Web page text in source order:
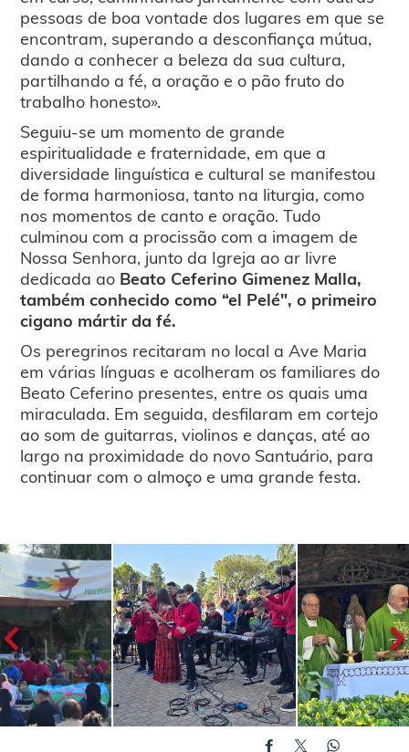
pessoas de boa vontade dos lugares em que se
encontram, superando a desconfiança mútua,
dando a conhecer a beleza da sua cultura,
partilhando a fé, a oração e o pão fruto do
trabalho honesto».
Seguiu-se um momento de grande
espiritualidade e fraternidade, em que a
diversidade linguística e cultural se manifestou
de forma harmoniosa, tanto na liturgia, como
nos momentos de canto e oração. Tudo
culminou com a procissão com a imagem de
Nossa Senhora, junto da Igreja ao ar livre
dedicada ao Beato Ceferino Gimenez Malla,
também conhecido como “el Pelé", o primeiro
cigano mártir da fé.
Os peregrinos recitaram no local a Ave Maria
em várias línguas e acolheram os familiares do
Beato Ceferino presentes, entre os quais uma
miraculada. Em seguida, desfilaram em cortejo
ao som de guitarras, violinos e danças, até ao
largo na proximidade do novo Santuário, para
continuar com o almoço e uma grande festa.